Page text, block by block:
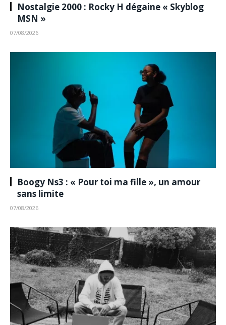
Nostalgie 2000 : Rocky H dégaine « Skyblog
MSN »
07/08/2026
Boogy Ns3 : « Pour toi ma fille », un amour
sans limite
07/08/2026